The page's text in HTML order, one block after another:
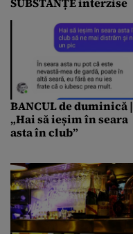
SUBSTANȚE interzise
BANCUL de duminică |
„Hai să ieșim în seara
asta în club”